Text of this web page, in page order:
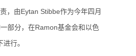
，由Eytan Stibbe作为今年四月
部分，在Ramon基金会和以色
行。